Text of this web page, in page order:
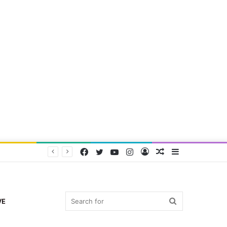
Random
Log
Instagram
YouTube
Twitter
Facebook